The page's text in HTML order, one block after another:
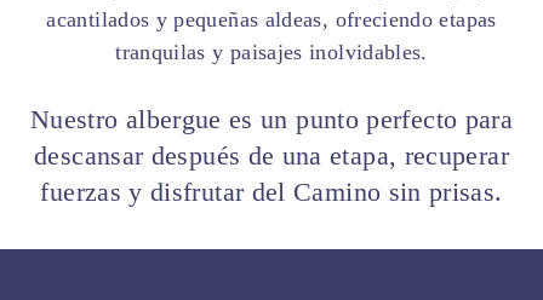
acantilados y pequeñas aldeas, ofreciendo etapas
tranquilas y paisajes inolvidables.
Nuestro albergue es un punto perfecto para
descansar después de una etapa, recuperar
fuerzas y disfrutar del Camino sin prisas.